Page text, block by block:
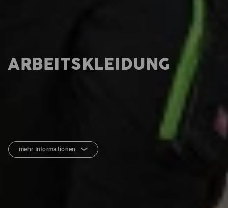
ARBEITSKLEIDUNG
mehr Informationen